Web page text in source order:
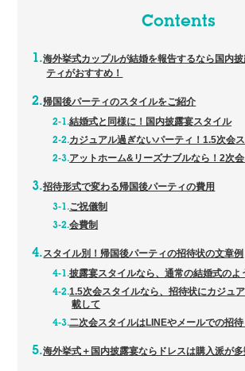
Contents
海外挙式カップルが結婚を報告するなら国内
ティがおすすめ！
帰国後パーティのスタイルをご紹介
結婚式と同様に！国内披露宴スタイル
カジュアル過ぎないパーティ！1.5次会
アットホーム&リーズナブルなら！2次
招待形式で変わる帰国後パーティの費用
ご祝儀制
会費制
スタイル別！帰国後パーティの招待状の文章例
披露宴スタイルなら、通常の結婚式のよ
1.5次会スタイルなら、招待状にカジュ
載して
二次会スタイルはLINEやメールでの招待
海外挙式＋国内披露宴ならドレスは購入派が